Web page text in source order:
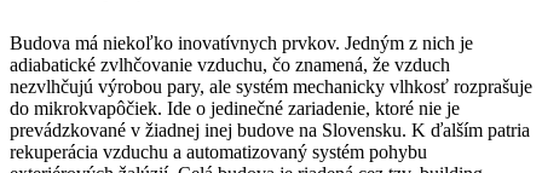
Budova má niekoľko inovatívnych prvkov. Jedným z nich je
adiabatické zvlhčovanie vzduchu, čo znamená, že vzduch
nezvlhčujú výrobou pary, ale systém mechanicky vlhkosť rozprašuje
do mikrokvapôčiek. Ide o jedinečné zariadenie, ktoré nie je
prevádzkované v žiadnej inej budove na Slovensku. K ďalším patria
rekuperácia vzduchu a automatizovaný systém pohybu